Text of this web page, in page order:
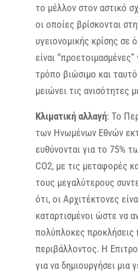
το μέλλον στον αστικό
οι οποίες βρίσκονται
υγειονομικής κρίσης σε
είναι
τρόπο βιώσιμο και
μειώνει τις ανισότητες
Κλιματική αλλαγή: Το
των Ηνωμένων Εθνών
ευθύνονται για το 75%
CO2, με τις μεταφορές
τους μεγαλύτερους
ότι, οι Αρχιτέκτονες
καταρτισμένοι ώστε να
πολύπλοκες προκλήσεις
περιβάλλοντος. Η
για να δημιουργήσει